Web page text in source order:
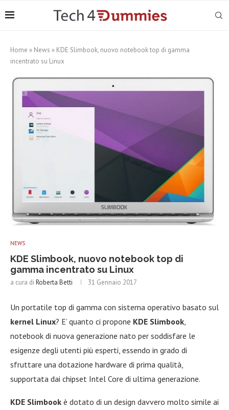
Home » News » KDE Slimbook, nuovo notebook top di gamma
incentrato su Linux
NEWS
KDE Slimbook, nuovo notebook top di
gamma incentrato su Linux
a cura di Roberta Betti 31 Gennaio 2017
Un portatile top di gamma con sistema operativo basato sul
kernel Linux? E’ quanto ci propone KDE Slimbook
notebook di nuova generazione nato per soddisfare le
esigenze degli utenti più esperti, essendo in grado di
sfruttare una dotazione hardware di prima qualità,
supportata dai chipset Intel Core di ultima generazione.
KDE Slimbook è dotato di un design davvero molto simile ai